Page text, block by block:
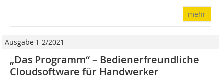
mehr
Ausgabe 1-2/2021
„Das Programm“ – Bedienerfreundliche
Cloudsoftware für Handwerker